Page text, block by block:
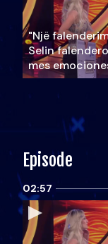
"Një
Selin
mes
Episode
02:57